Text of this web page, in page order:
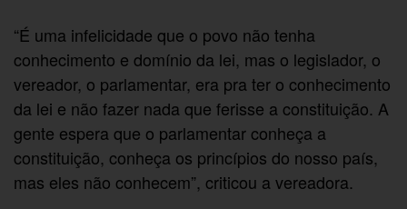
“É uma infelicidade que o povo não tenha
conhecimento e domínio da lei, mas o legislador, o
vereador, o parlamentar, era pra ter o conhecimento
da lei e não fazer nada que ferisse a constituição. A
gente espera que o parlamentar conheça a
constituição, conheça os princípios do nosso país,
mas eles não conhecem”, criticou a vereadora.